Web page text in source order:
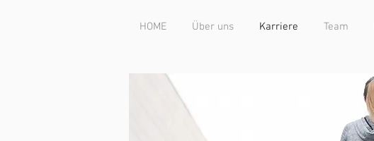
HOME Über uns Karriere Team